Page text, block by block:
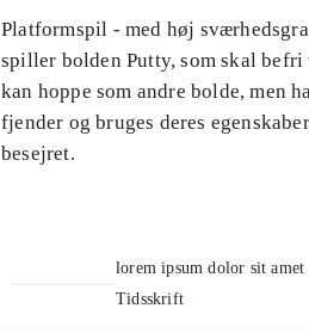
Platformspil - med høj
spiller bolden Putty, som skal
kan hoppe som andre bolde, men
fjender og bruges deres
besejret.
lorem ipsum dolor sit amet
Tidsskrift